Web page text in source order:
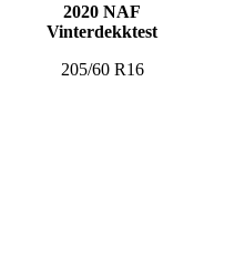
2020 NAF
Vinterdekktest
205/60 R16